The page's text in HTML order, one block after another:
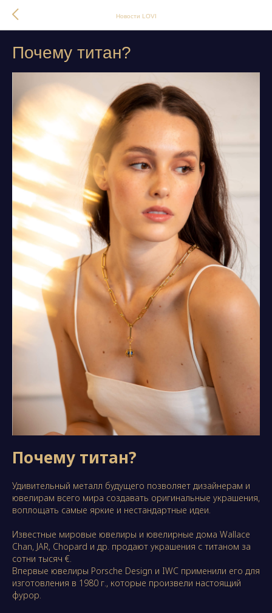
Новости LOVI
Почему титан?
Почему титан?
Удивительный металл будущего позволяет дизайнерам и
ювелирам всего мира создавать оригинальные украшения,
воплощать самые яркие и нестандартные идеи.
Известные мировые ювелиры и ювелирные дома Wallace
Chan, JAR, Chopard и др. продают украшения с титаном за
сотни тысяч €.
Впервые ювелиры Porsche Design и IWC применили его для
изготовления в 1980 г., которые произвели настоящий
фурор.